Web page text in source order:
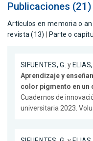
Publicaciones (21)
Artículos en memoria o
revista (13)
Parte o
SIFUENTES, G. y
Aprendizaje y
color pigmento en un
Cuadernos de
universitaria 2023.